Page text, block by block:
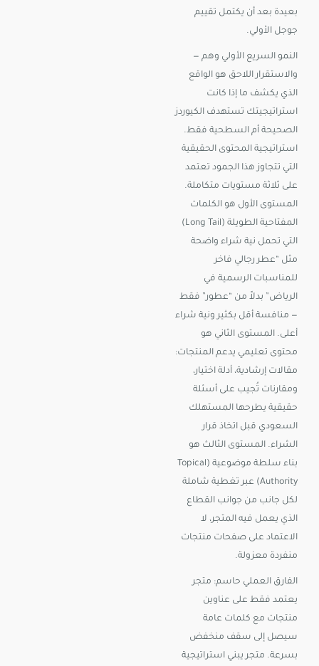
بعيدة بعد أن يكتمل تقييم
جوجل الأولي.
النمو السريع الأولي وهم —
والاستقرار اللاحق هو الواقع
الذي يكشف ما إذا كانت
استراتيجيتك تستهدف الكيوردز
الصحيحة أم السطحية فقط.
استراتيجية المحتوى الحقيقية
التي تتجاوز هذا الجمود تعتمد
على ثلاثة مستويات متكاملة.
المستوى الأول هو الكلمات
المفتاحية الطويلة (Long Tail)
التي تحمل نية شراء واضحة
مثل “عطر رجالي فاخر
للمناسبات الرسمية في
الرياض” بدلاً من “عطور” فقط
— منافسة أقل بكثير ونية شراء
أعلى. المستوى الثاني هو
محتوى تعليمي يدعم المنتجات:
مقالات إرشادية، أدلة اختيار،
ومقارنات تُجيب على أسئلة
حقيقية يطرحها المستهلك
السعودي قبل اتخاذ قرار
الشراء. المستوى الثالث هو
بناء سلطة موضوعية (Topical
Authority) عبر تغطية شاملة
لكل جانب من جوانب القطاع
الذي يعمل فيه المتجر، لا
الاعتماد على صفحات منتجات
منفردة معزولة.
الفارق العملي حاسم: متجر
يعتمد فقط على عناوين
منتجات مع كلمات عامة
سيصل إلى سقف منخفض
بسرعة. متجر يبني استراتيجية